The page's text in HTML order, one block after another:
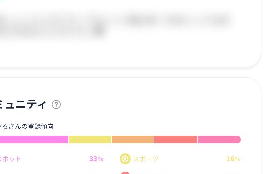
ュニティ
さんの登録傾向
ポット 33% スポーツ 16%